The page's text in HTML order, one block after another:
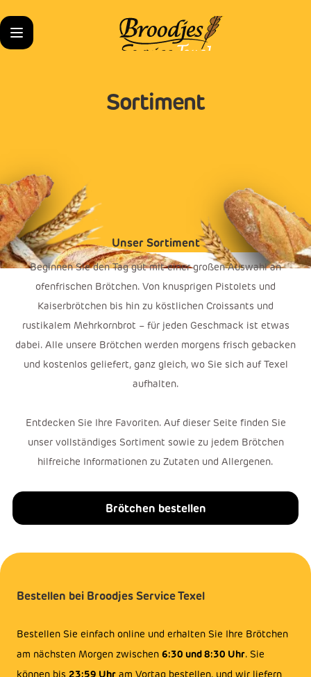
Sortiment
Unser Sortiment
Beginnen Sie den Tag gut mit einer großen Auswahl an
ofenfrischen Brötchen. Von knusprigen Pistolets und
Kaiserbrötchen bis hin zu köstlichen Croissants und
rustikalem Mehrkornbrot – für jeden Geschmack ist etwas
dabei. Alle unsere Brötchen werden morgens frisch gebacken
und kostenlos geliefert, ganz gleich, wo Sie sich auf Texel
aufhalten.
Entdecken Sie Ihre Favoriten. Auf dieser Seite finden Sie
unser vollständiges Sortiment sowie zu jedem Brötchen
hilfreiche Informationen zu Zutaten und Allergenen.
Brötchen bestellen
Bestellen bei Broodjes Service Texel
Bestellen Sie einfach online und erhalten Sie Ihre Brötchen
am nächsten Morgen zwischen 6:30 und 8:30 Uhr. Sie
können bis 23:59 Uhr am Vortag bestellen, und wir liefern